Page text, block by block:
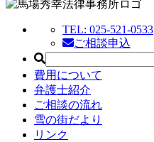
TEL: 025-521-0533
ご相談申込
費用について
弁護士紹介
ご相談の流れ
雪の街だより
リンク